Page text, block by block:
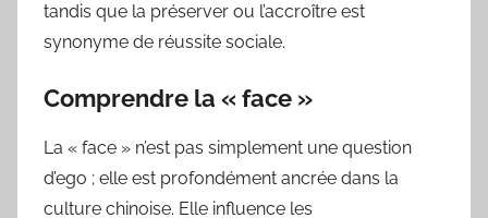
tandis que la préserver ou l’accroître est
synonyme de réussite sociale.
Comprendre la « face »
La « face » n’est pas simplement une question
d’ego ; elle est profondément ancrée dans la
culture chinoise. Elle influence les